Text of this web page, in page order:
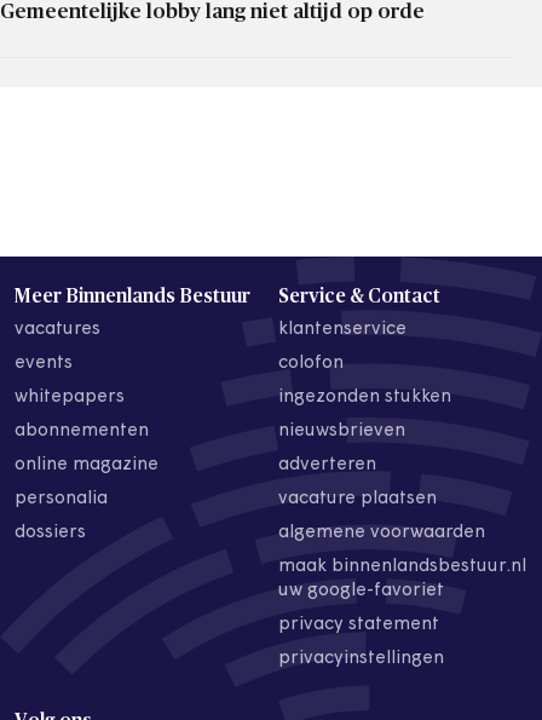
Gemeentelijke lobby lang niet altijd op orde
Meer Binnenlands Bestuur
vacatures
events
whitepapers
abonnementen
online magazine
personalia
dossiers
Service & Contact
klantenservice
colofon
ingezonden stukken
nieuwsbrieven
adverteren
vacature plaatsen
algemene voorwaarden
maak binnenlandsbestuur.nl
uw google-favoriet
privacy statement
privacyinstellingen